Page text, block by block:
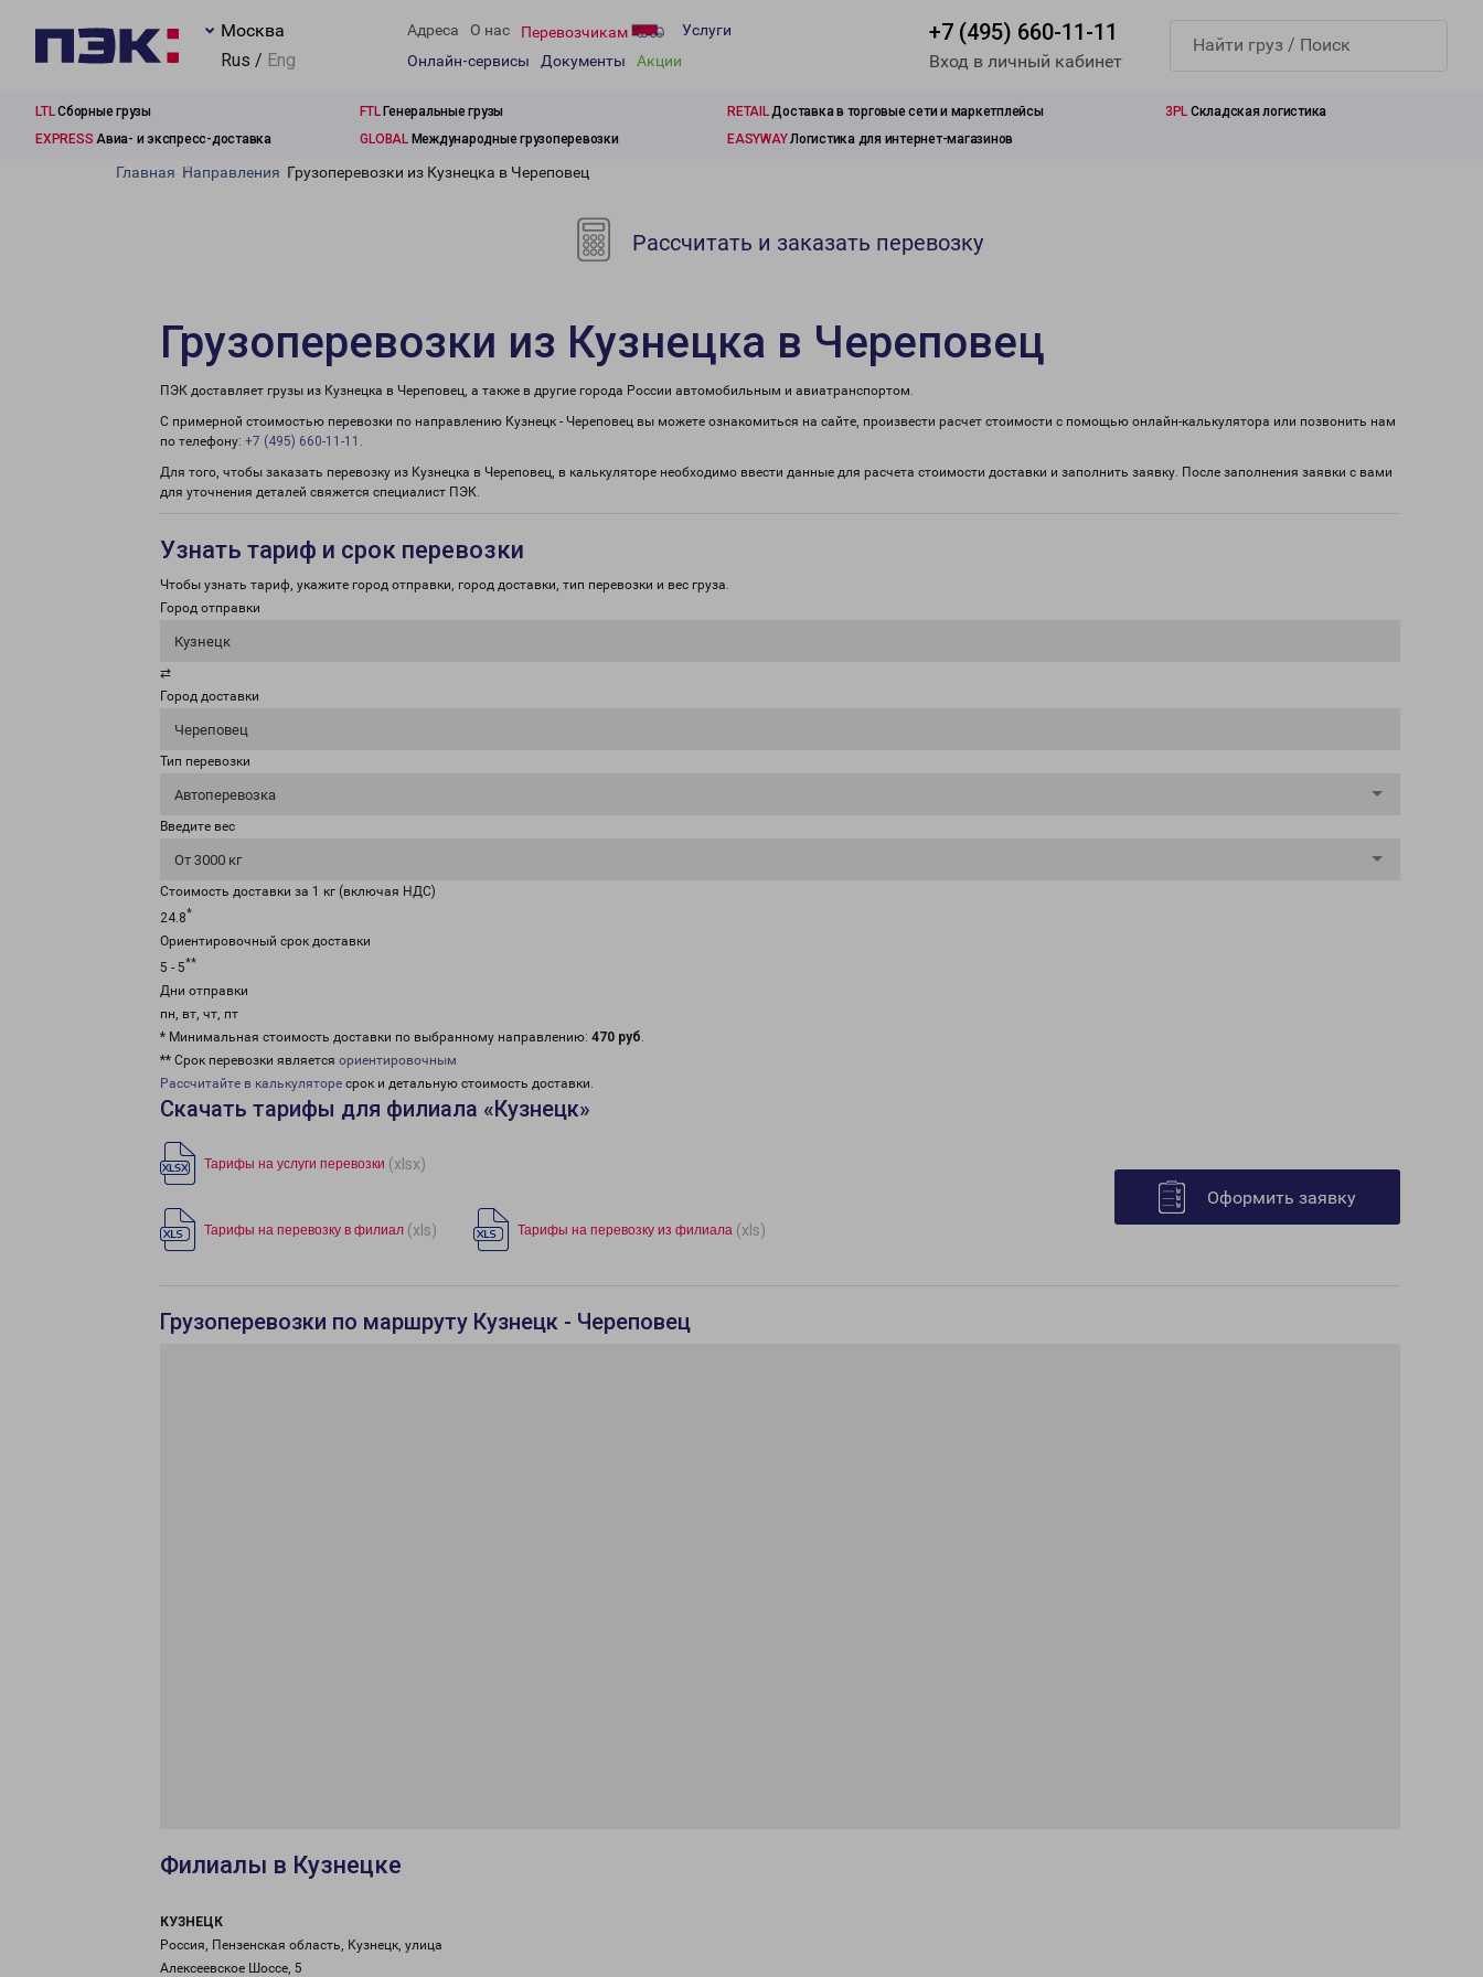
Москва
Rus / Eng
Адреса О нас Перевозчикам
Услуги
Онлайн-сервисы
Документы Акции
+7 (495) 660-11-11
Вход в личный кабинет
LTLСборные грузы FTLГенеральные грузы RETAILДоставка в торговые сети и маркетплейсы 3PL Складская логистика
EXPRESS Авиа- и экспресс-доставка GLOBALМеждународные грузоперевозки EASYWAYЛогистика для интернет-магазинов
Главная Направления Грузоперевозки из Кузнецка в Череповец
Рассчитать и заказать перевозку
Грузоперевозки из Кузнецка в Череповец
ПЭК доставляет грузы из Кузнецка в Череповец, а также в другие города России автомобильным и авиатранспортом.
С примерной стоимостью перевозки по направлению Кузнецк - Череповец вы можете ознакомиться на сайте, произвести расчет стоимости с помощью онлайн-калькулятора или позвонить нам
по телефону: +7 (495) 660-11-11 .
Для того, чтобы заказать перевозку из Кузнецка в Череповец, в калькуляторе необходимо ввести данные для расчета стоимости доставки и заполнить заявку. После заполнения заявки с вами
для уточнения деталей свяжется специалист ПЭК.
Узнать тариф и срок перевозки
Чтобы узнать тариф, укажите город отправки, город доставки, тип перевозки и вес груза.
Город отправки
Кузнецк
⇄
Город доставки
Череповец
Тип перевозки
Автоперевозка
Введите вес
От 3000 кг
Стоимость доставки за 1 кг (включая НДС)
24.8*
Ориентировочный срок доставки
5 - 5**
Дни отправки
пн, вт, чт, пт
* Минимальная стоимость доставки по выбранному направлению: 470 руб.
** Срок перевозки является ориентировочным
Рассчитайте в калькуляторе срок и детальную стоимость доставки.
Скачать тарифы для филиала «Кузнецк»
Тарифы на услуги перевозки (xlsx)
Тарифы на перевозку в филиал (xls) Тарифы на перевозку из филиала (xls)
Оформить заявку
Грузоперевозки по маршруту Кузнецк - Череповец
Филиалы в Кузнецке
КУЗНЕЦК
Россия, Пензенская область, Кузнецк, улица
Алексеевское Шоссе, 5